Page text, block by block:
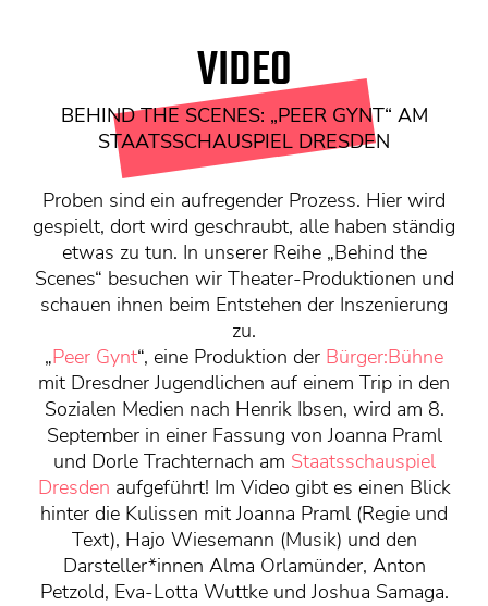
KONTAKT
Über uns
junge bühne-Beirat
Wir suchen…
VIDEO
BEHIND THE SCENES: „PEER GYNT“ AM
STAATSSCHAUSPIEL DRESDEN
Proben sind ein aufregender Prozess. Hier wird
gespielt, dort wird geschraubt, alle haben ständig
etwas zu tun. In unserer Reihe „Behind the
Scenes“ besuchen wir Theater-Produktionen und
schauen ihnen beim Entstehen der Inszenierung
zu.
„Peer Gynt“, eine Produktion der Bürger:Bühne
mit Dresdner Jugendlichen auf einem Trip in den
Sozialen Medien nach Henrik Ibsen, wird am 8.
September in einer Fassung von Joanna Praml
und Dorle Trachternach am Staatsschauspiel
Dresden aufgeführt! Im Video gibt es einen Blick
hinter die Kulissen mit Joanna Praml (Regie und
Text), Hajo Wiesemann (Musik) und den
Darsteller*innen Alma Orlamünder, Anton
Petzold, Eva-Lotta Wuttke und Joshua Samaga.